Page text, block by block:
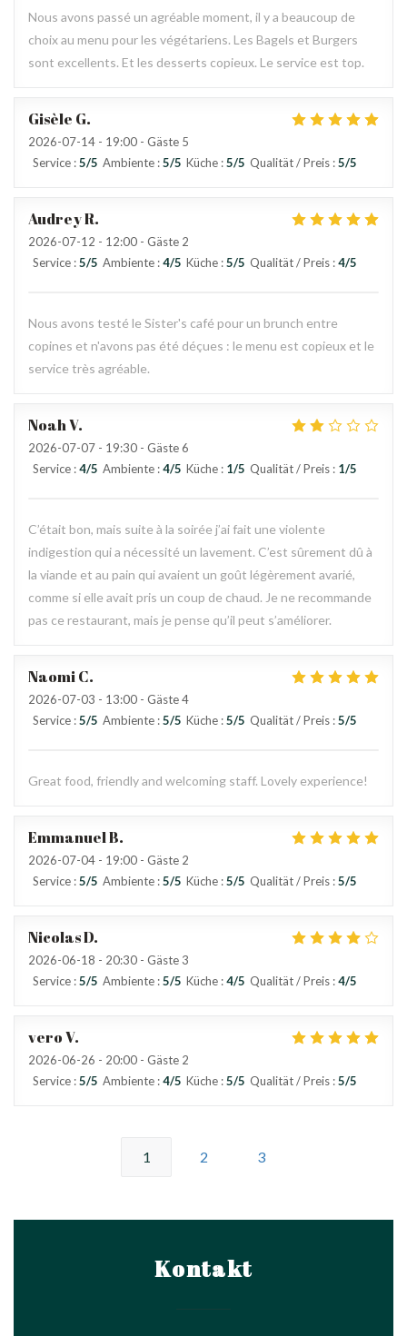
Nous avons passé un agréable moment, il y a beaucoup de
choix au menu pour les végétariens. Les Bagels et Burgers
sont excellents. Et les desserts copieux. Le service est top.
Gisèle G
2026-07-14 - 19:00 - Gäste 5
Service :5/5 Ambiente :5/5 Küche :5/5 Qualität / Preis :5/5
AudreyR
2026-07-12 - 12:00 - Gäste 2
Service :5/5 Ambiente :4/5 Küche :5/5 Qualität / Preis :4/5
Nous avons testé le Sister's café pour un brunch entre
copines et n'avons pas été déçues : le menu est copieux et le
service très agréable.
NoahV
2026-07-07 - 19:30 - Gäste 6
Service :4/5 Ambiente :4/5 Küche : 1/5 Qualität / Preis : 1/5
C’était bon, mais suite à la soirée j’ai fait une violente
indigestion qui a nécessité un lavement. C’est sûrement dû à
la viande et au pain qui avaient un goût légèrement avarié,
comme si elle avait pris un coup de chaud. Je ne recommande
pas ce restaurant, mais je pense qu’il peut s’améliorer.
NaomiC
2026-07-03 - 13:00 - Gäste 4
Service :5/5 Ambiente :5/5 Küche :5/5 Qualität / Preis :5/5
Great food, friendly and welcoming staff. Lovely experience!
EmmanuelB
2026-07-04 - 19:00 - Gäste 2
Service :5/5 Ambiente :5/5 Küche :5/5 Qualität / Preis :5/5
NicolasD
2026-06-18 - 20:30 - Gäste 3
Service :5/5 Ambiente :5/5 Küche :4/5 Qualität / Preis :4/5
veroV
2026-06-26 - 20:00 - Gäste 2
Service :5/5 Ambiente :4/5 Küche :5/5 Qualität / Preis :5/5
1 2 3
Kontakt